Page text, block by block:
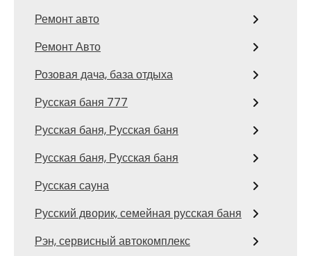
Ремонт авто
Ремонт Авто
Розовая дача, база отдыха
Русская баня 777
Русская баня, Русская баня
Русская баня, Русская баня
Русская сауна
Русский дворик, семейная русская баня
Рэн, сервисный автокомплекс